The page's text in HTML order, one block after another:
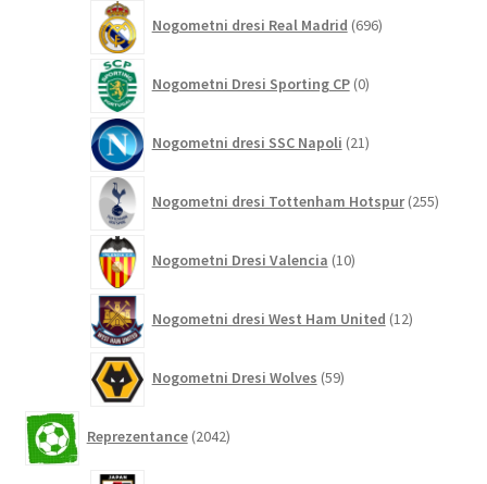
Nogometni dresi Real Madrid 696izdelkov
Nogometni Dresi Sporting CP 0izdelkov
Nogometni dresi SSC Napoli 21izdelkov
Nogometni dresi Tottenham Hotspur 255
Nogometni Dresi Valencia 10izdelkov
Nogometni dresi West Ham United 12izdelkov
Nogometni Dresi Wolves 59izdelkov
Reprezentance 2042izdelkov